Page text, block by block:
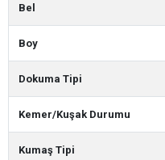
Bel
Boy
Dokuma Tipi
Kemer/Kuşak Durumu
Kumaş Tipi